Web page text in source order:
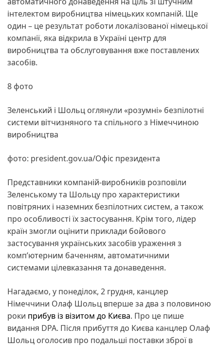
інтелектом виробництва німецьких компаній. Ще
один – це результат роботи локалізованої німецької
компанії, яка відкрила в Україні центр для
виробництва та обслуговування вже поставлених
засобів.
8 фото
Зеленський і Шольц оглянули «розумні» безпілотні
системи вітчизняного та спільного з Німеччиною
виробництва
фото: president.gov.ua/Офіс президента
Представники компаній-виробників розповіли
Зеленському та Шольцу про характеристики
повітряних і наземних безпілотних систем, а також
про особливості їх застосування. Крім того, лідер
країн змогли оцінити приклади бойового
застосування українських засобів ураження з
комп’ютерним баченням, автоматичними
системами цілевказання та донаведення.
Нагадаємо, у понеділок, 2 грудня, канцлер
Німеччини Олаф Шольц вперше за два з половиною
роки прибув із візитом до Києва. Про це пише
видання DPA. Після прибуття до Києва канцлер Олаф
Шольц оголосив про подальші поставки зброї в